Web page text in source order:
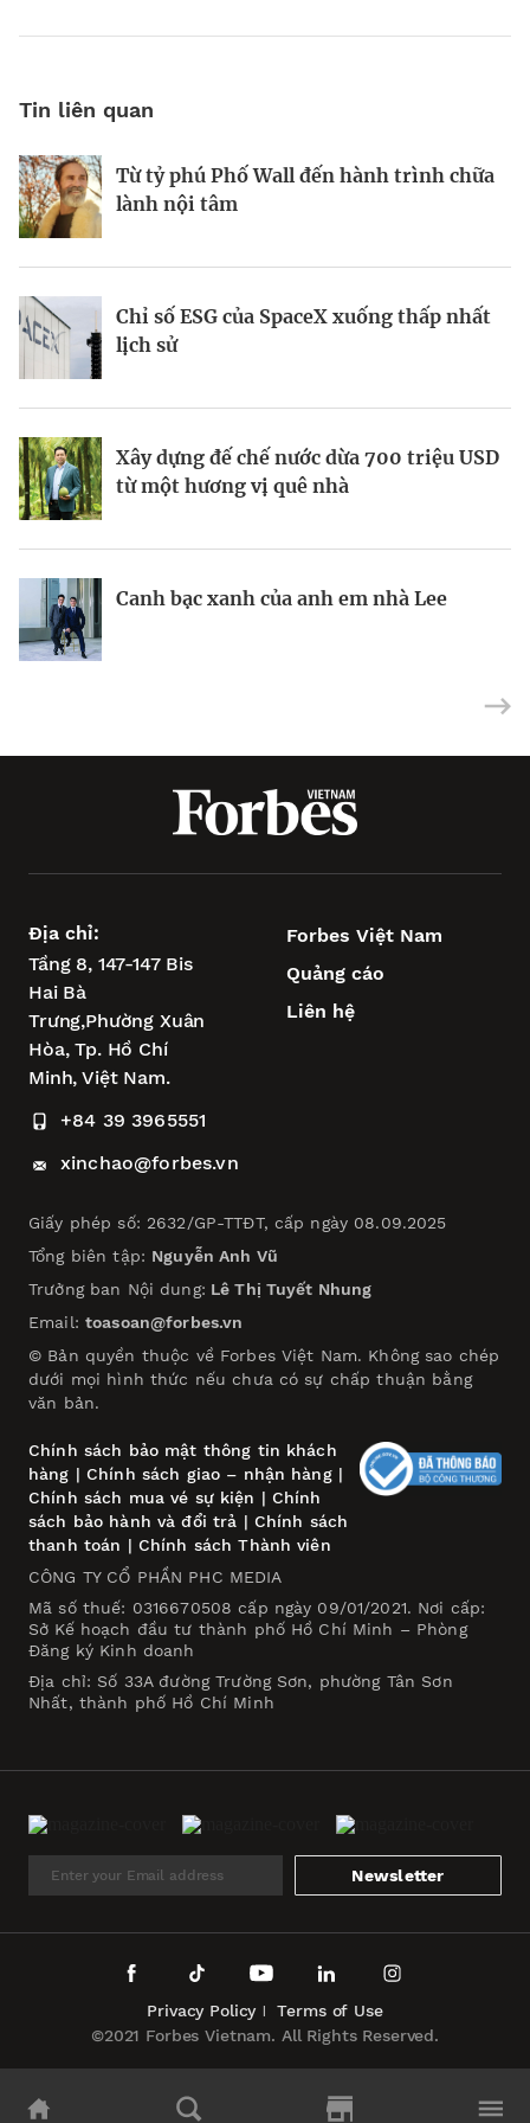
Tin liên quan
Từ tỷ phú Phố Wall đến hành trình chữa
lành nội tâm
Chỉ số ESG của SpaceX xuống thấp nhất
lịch sử
Xây dựng đế chế nước dừa 700 triệu USD
từ một hương vị quê nhà
Canh bạc xanh của anh em nhà Lee
Tầm nhìn AI của Sam Altman
Startup biến nút bịt tai thành “cơn sốt”
220 triệu USD
Galaxea AI: Startup 700 triệu USD đầy
tham vọng “soán ngôi” Tesla Optimus
BRANDCONNECT | Brand Contributor
Tầm nhìn của vị tỷ phú tái định nghĩa
Las Vegas
Kinh Bắc gia nhập lĩnh vực AI với dự án
tỷ đô
Todd Graves và đế chế 22 tỷ USD từ
miếng gà rán
Nhà sáng lập 25 tuổi và tham vọng lật
Địa chỉ:
Tầng 8, 147-147 Bis
Hai Bà
Trưng,Phường Xuân
Hòa,Tp. Hồ Chí
Minh, Việt Nam.
+84 39 3965551
xinchao@forbes.vn
Forbes Việt Nam
Quảng cáo
Liên hệ
Giấy phép số: 2632/GP-TTĐT, cấp ngày 08.09.2025
Tổng biên tập: Nguyễn Anh Vũ
Trưởng ban Nội dung: Lê Thị Tuyết Nhung
Email: toasoan@forbes.vn
© Bản quyền thuộc về Forbes Việt Nam. Không sao chép
dưới mọi hình thức nếu chưa có sự chấp thuận bằng
văn bản.
Chính sách bảo mật thông tin khách
hàng | Chính sách giao – nhận hàng|
Chính sách mua vé sự kiện | Chính
sách bảo hành và đổi trả | Chính sách
thanh toán | Chính sách Thành viên
CÔNG TY CỔ PHẦN PHC MEDIA
Mã số thuế: 0316670508 cấp ngày 09/01/2021. Nơi cấp:
Sở Kế hoạch đầu tư thành phố Hồ Chí Minh – Phòng
Đăng ký Kinh doanh
Địa chỉ: Số 33A đường Trường Sơn, phường Tân Sơn
Nhất, thành phố Hồ Chí Minh
Newsletter
©2021 Forbes Vietnam. All Rights Reserved.
Privacy Policy Terms of Use